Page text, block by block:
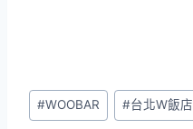
Post
Tags:
#WOOBAR #台北W飯店